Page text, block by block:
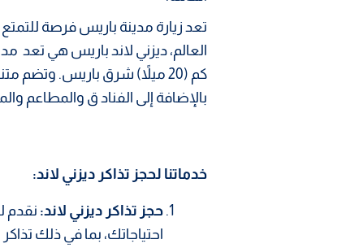
تعد زيارة مدينة باريس فرصة
كم (20 ميلاً) شرق باريس. وتضم
بالإضافة إلى الفناد ق والمطاعم
خدماتنا لحجز تذاكر ديزني لاند:
حجز تذاكر ديزني لاند: نقدم
احتياجاتك، بما في ذلك تذاكر